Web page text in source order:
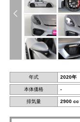
年式 2020年
本体価格 -
排気量 2900 cc